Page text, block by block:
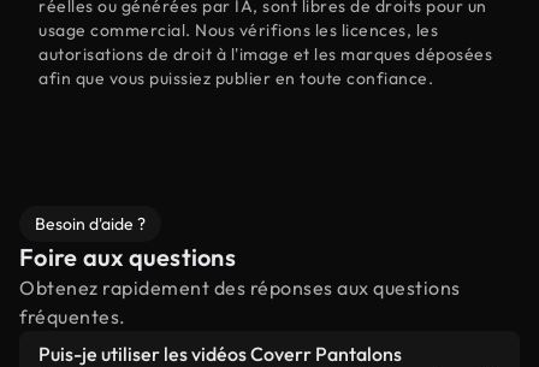
réelles ou générées par IA, sont libres de droits pour un
usage commercial. Nous vérifions les licences, les
autorisations de droit à l'image et les marques déposées
afin que vous puissiez publier en toute confiance.
Besoin d'aide ?
Foire aux questions
Obtenez rapidement des réponses aux questions
fréquentes.
Puis-je utiliser les vidéos Coverr Pantalons